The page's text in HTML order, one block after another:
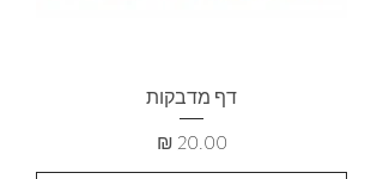
דף מדבקות
מחיר